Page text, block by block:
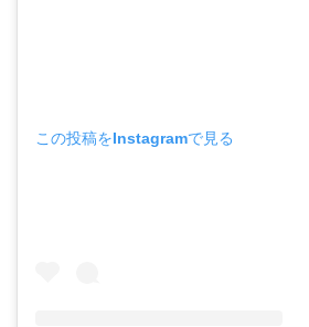
この投稿をInstagramで見る